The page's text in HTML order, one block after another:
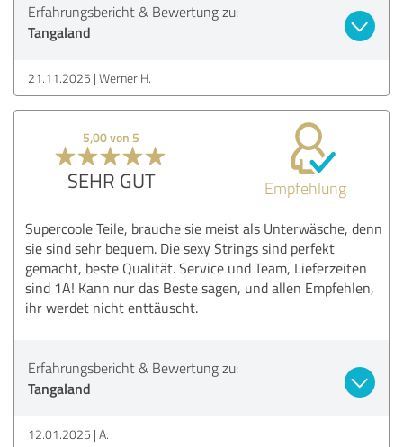
Erfahrungsbericht & Bewertung zu:
Tangaland
21.11.2025 Werner H.
5,00 von 5
SEHR GUT Empfehlung
Supercoole Teile, brauche sie meist als Unterwäsche, denn
sie sind sehr bequem. Die sexy Strings sind perfekt
gemacht, beste Qualität. Service und Team, Lieferzeiten
sind 1A! Kann nur das Beste sagen, und allen Empfehlen,
ihr werdet nicht enttäuscht.
Erfahrungsbericht & Bewertung zu:
Tangaland
12.01.2025 A.